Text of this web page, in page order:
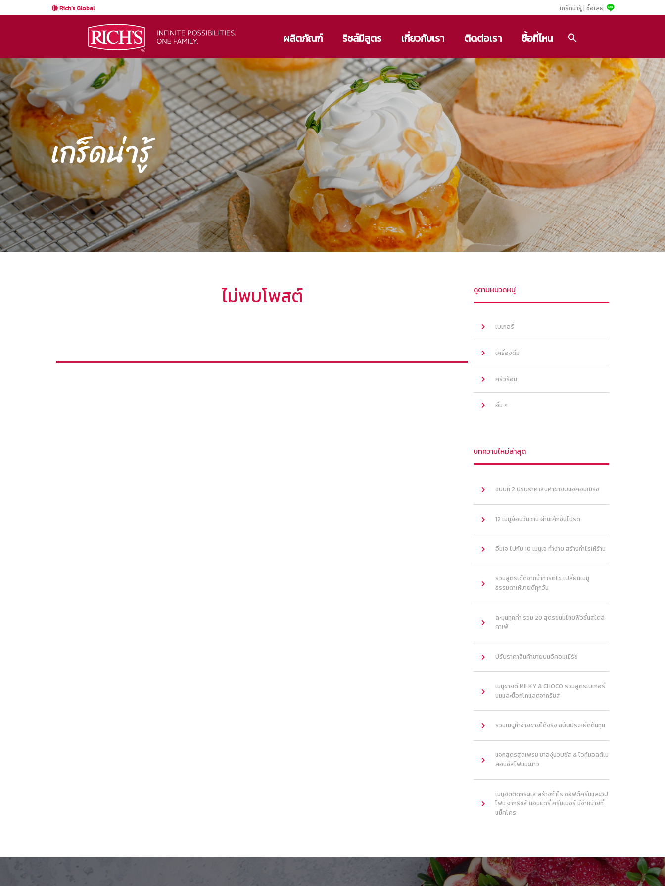
Rich's Global เกร็ดน่ารู้ | ซื้อเลย
ผลิตภัณฑ์ ริชส์มีสูตร เกี่ยวกับเรา ติดต่อเรา ซื้อที่ไหน
เกร็ดน่ารู้
ไม่พบโพสต์ ดูตามหมวดหมู่
เบเกอรี่
เครื่องดื่ม
ครัวร้อน
อื่น ๆ
บทความใหม่ล่าสุด
ฉบับที่ 2 ปรับราคาสินค้าขายบนอีคอมเมิร์ซ
12 เมนูย้อนวันวาน ผ่านเค้กชิ้นโปรด
อิ่มใจ ไปกับ 10 เมนูเจ ทำง่าย สร้างกำไรให้ร้าน
รวมสูตรเด็ดจากน้ำทาร์ตไข่ เปลี่ยนเมนู
ธรรมดาให้ขายดีทุกวัน
ละมุนทุกคำ รวม 20 สูตรขนมไทยฟิวชั่นสไตล์
คาเฟ่
ปรับราคาสินค้าขายบนอีคอมเมิร์ซ
เมนูขายดี MILKY & CHOCO รวมสูตรเบเกอรี่
นมและช็อกโกแลตจากริชส์
รวมเมนูทำง่ายขายได้จริง ฉบับประหยัดต้นทุน
แจกสูตรสุดเฟรช ชาองุ่นวิปชีส & ไวท์มอลต์เม
ลอนชีสโฟมมะนาว
เมนูฮิตติดกระแส สร้างกำไร ซอฟต์ครีมและวิป
โฟม จากริชส์ นอนแดรี่ ครีมเมอร์ มีจำหน่ายที่
แม็คโคร